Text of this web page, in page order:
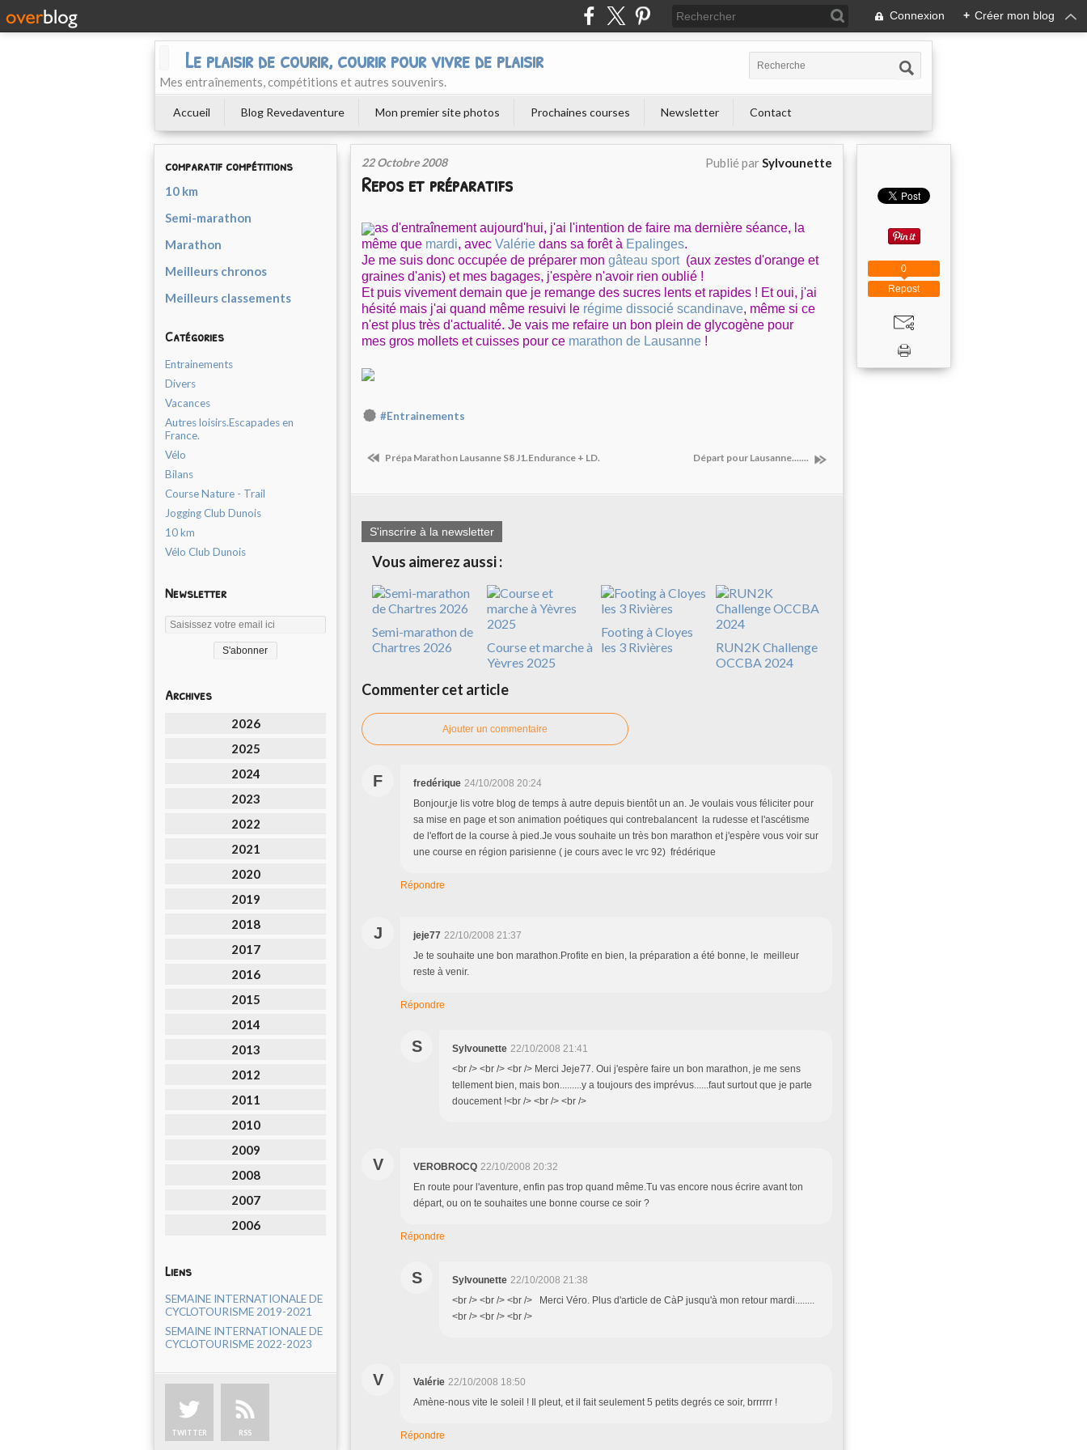
Connexion + Créer mon blog
Le plaisir de courir, courir pour vivre de plaisir
Mes entraînements, compétitions et autres souvenirs.
Accueil Blog Revedaventure Mon premier site photos Prochaines courses Newsletter Contact
comparatif compétitions
10 km
Semi-marathon
Marathon
Meilleurs chronos
Meilleurs classements
Catégories
Entrainements
Divers
Vacances
Autres loisirs.Escapades en
France.
Vélo
Bilans
Course Nature - Trail
Jogging Club Dunois
10 km
Vélo Club Dunois
Newsletter
Archives
2026
2025
2024
2023
2022
2021
2020
2019
2018
2017
2016
2015
2014
2013
2012
2011
2010
2009
2008
2007
2006
Liens
SEMAINE INTERNATIONALE DE
CYCLOTOURISME 2019-2021
SEMAINE INTERNATIONALE DE
CYCLOTOURISME 2022-2023
TWITTER RSS
22 Octobre 2008 Publié parSylvounette
Repos et préparatifs
as d'entraînement aujourd'hui, j'ai l'intention de faire ma dernière séance, la
même que mardi, avec Valérie dans sa forêt à Epalinges.
Je me suis donc occupée de préparer mon gâteau sport (aux zestes d'orange et
graines d'anis) et mes bagages, j'espère n'avoir rien oublié !
Et puis vivement demain que je remange des sucres lents et rapides ! Et oui, j'ai
hésité mais j'ai quand même resuivi le régime dissocié scandinave, même si ce
n'est plus très d'actualité. Je vais me refaire un bon plein de glycogène pour
mes gros mollets et cuisses pour ce marathon de Lausanne !
#Entrainements
Prépa Marathon Lausanne S8 J1.Endurance + LD. Départ pour Lausanne.......
S'inscrire à la newsletter
Vous aimerez aussi :
Semi-marathon de
Chartres 2026
Course et marche à
Yèvres 2025
Footing à Cloyes
les 3 Rivières
RUN2K Challenge
OCCBA 2024
Commenter cet article
Ajouter un commentaire
F fredérique 24/10/2008 20:24
Bonjour,je lis votre blog de temps à autre depuis bientôt un an. Je voulais vous féliciter pour
sa mise en page et son animation poétiques qui contrebalancent la rudesse et l'ascétisme
de l'effort de la course à pied.Je vous souhaite un très bon marathon et j'espère vous voir sur
une course en région parisienne ( je cours avec le vrc 92) frédérique
Répondre
J jeje77 22/10/2008 21:37
Je te souhaite une bon marathon.Profite en bien, la préparation a été bonne, le meilleur
reste à venir.
Répondre
S Sylvounette 22/10/2008 21:41
<br /> <br /> <br /> Merci Jeje77. Oui j'espère faire un bon marathon, je me sens
tellement bien, mais bon.........y a toujours des imprévus......faut surtout que je parte
doucement !<br /> <br /> <br />
V VEROBROCQ 22/10/2008 20:32
En route pour l'aventure, enfin pas trop quand même.Tu vas encore nous écrire avant ton
départ, ou on te souhaites une bonne course ce soir ?
Répondre
S Sylvounette 22/10/2008 21:38
<br /> <br /> <br /> Merci Véro. Plus d'article de CàP jusqu'à mon retour mardi........
<br /> <br /> <br />
V Valérie 22/10/2008 18:50
Amène-nous vite le soleil ! Il pleut, et il fait seulement 5 petits degrés ce soir, brrrrrr !
Répondre
Repost
0